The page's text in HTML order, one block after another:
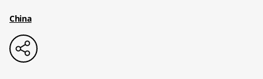
China